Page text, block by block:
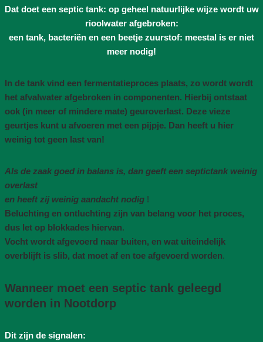
Dat doet een septic tank: op geheel natuurlijke wijze wordt uw
rioolwater afgebroken:
een tank, bacteriën en een beetje zuurstof: meestal is er niet
meer nodig!
In de tank vind een fermentatieproces plaats, zo wordt wordt
het afvalwater afgebroken in componenten. Hierbij ontstaat
ook (in meer of mindere mate) geuroverlast. Deze vieze
geurtjes kunt u afvoeren met een pijpje. Dan heeft u hier
weinig tot geen last van!
Als de zaak goed in balans is, dan geeft een septictank weinig
overlast
en heeft zij weinig aandacht nodig !
Beluchting en ontluchting zijn van belang voor het proces,
dus let op blokkades hiervan.
Vocht wordt afgevoerd naar buiten, en wat uiteindelijk
overblijft is slib, dat moet af en toe afgevoerd worden.
Wanneer moet een septic tank geleegd
worden in Nootdorp
Dit zijn de signalen: